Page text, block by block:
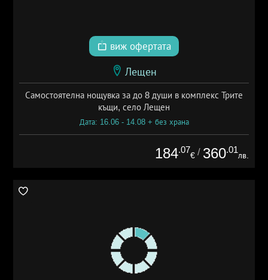
виж офертата
Лещен
Самостоятелна нощувка за до 8 души в комплекс Трите
къщи, село Лещен
Дата: 16.06 - 14.08 + без храна
184.07
€ / 360.01
лв.